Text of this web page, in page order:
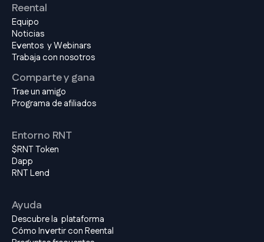
Reental
Equipo
Noticias
Eventos y Webinars
Trabaja con nosotros
Comparte y gana
Trae un amigo
Programa de afiliados
Entorno RNT
$RNT Token
Dapp
RNT Lend
Ayuda
Descubre la plataforma
Cómo Invertir con Reental